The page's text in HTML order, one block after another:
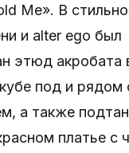
Me». В
и alter ego был
этюд акробата
под и рядом
а также
платье с